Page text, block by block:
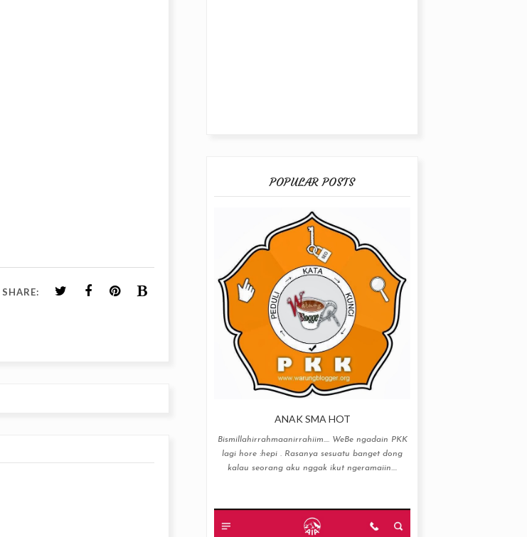
SHARE:
POPULAR POSTS
ANAK SMA HOT
Bismillahirrahmaanirrahiim…. WeBe ngadain PKK
lagi hore :hepi . Rasanya sesuatu banget dong
kalau seorang aku nggak ikut ngeramaiin....